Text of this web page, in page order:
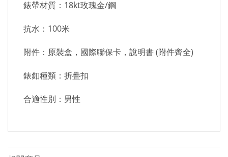
錶帶材質：18kt玫瑰金/鋼
抗水：100米
附件：原裝盒，國際聯保卡，說明書 (附件齊全)
錶釦種類：折疊扣
合適性別：男性